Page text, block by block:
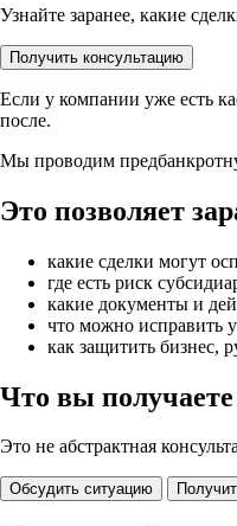
Узнайте заранее, какие
Получить консультацию
Если у компании уже есть
после.
Мы проводим
Это позволяет
какие сделки могут
где есть риск
какие документы и
что можно исправить
как защитить бизнес,
Что вы получаете
Это не абстрактная
Обсудить ситуацию